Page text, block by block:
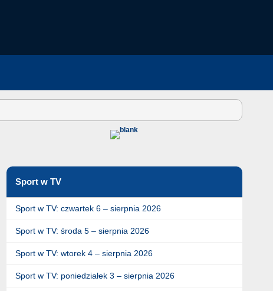
Sport w TV
Sport w TV: czwartek 6 – sierpnia 2026
Sport w TV: środa 5 – sierpnia 2026
Sport w TV: wtorek 4 – sierpnia 2026
Sport w TV: poniedziałek 3 – sierpnia 2026